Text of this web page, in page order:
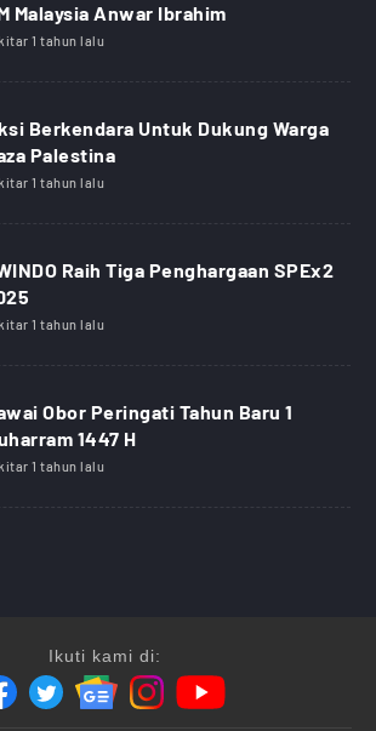
Malaysia Anwar Ibrahim
1 tahun lalu
Berkendara Untuk Dukung Warga
Palestina
1 tahun lalu
Raih Tiga Penghargaan SPEx2
1 tahun lalu
Obor Peringati Tahun Baru 1
1447 H
1 tahun lalu
Ikuti kami di: